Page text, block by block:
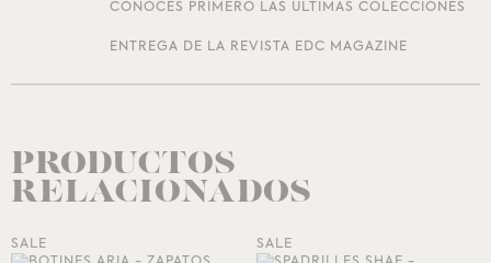
CONOCES PRIMERO LAS ÚLTIMAS COLECCIONES
ENTREGA DE LA REVISTA EDC MAGAZINE
PRODUCTOS
RELACIONADOS
SALE SALE